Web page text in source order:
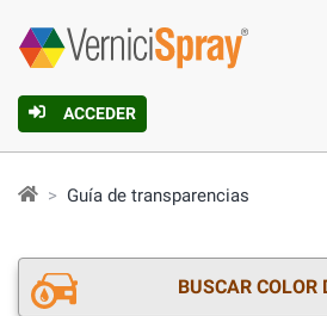
ACCEDER
Guía de transparencias
BUSCAR COLOR